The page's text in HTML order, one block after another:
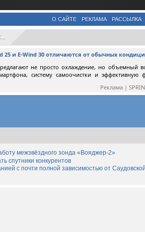
О САЙТЕ РЕКЛАМА РАССЫЛКА
и E-Wind 30 отличаются от обычных
не просто охлаждение, но объемный
систему самоочистки и эффективную
Реклама |
межзвёздного зонда «Вояджер-2»
спутники конкурентов
с почти полной зависимостью от